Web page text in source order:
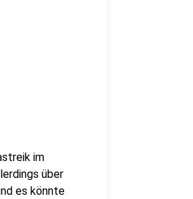
im
über
es könnte